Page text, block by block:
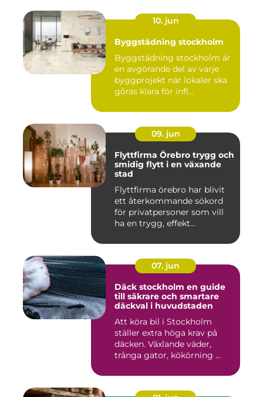
10. jun
Byggstädning stockholm
Byggstädning stockholm är
en avgörande del av varje
byggprojekt när lokaler ska
göras klara för infl...
09. jun
Flyttfirma Örebro trygg och
smidig flytt i en växande
stad
Flyttfirma örebro har blivit
ett återkommande sökord
för privatpersoner som vill
ha en trygg, effekt...
07. jun
Däck stockholm en guide
till säkrare och smartare
däckval i huvudstaden
Att köra bil i Stockholm
ställer extra höga krav på
däcken. Växlande väder,
trånga gator, kökörning ...